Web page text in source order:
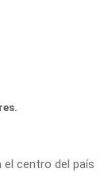
el centro del país